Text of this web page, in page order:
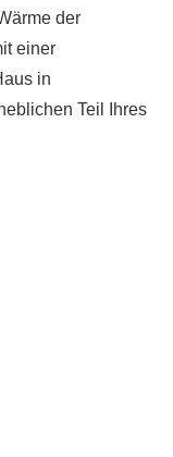
der
einer
in
Teil Ihres